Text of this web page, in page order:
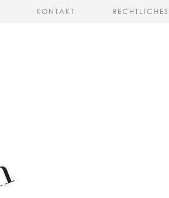
KONTAKT RECHTLICHES